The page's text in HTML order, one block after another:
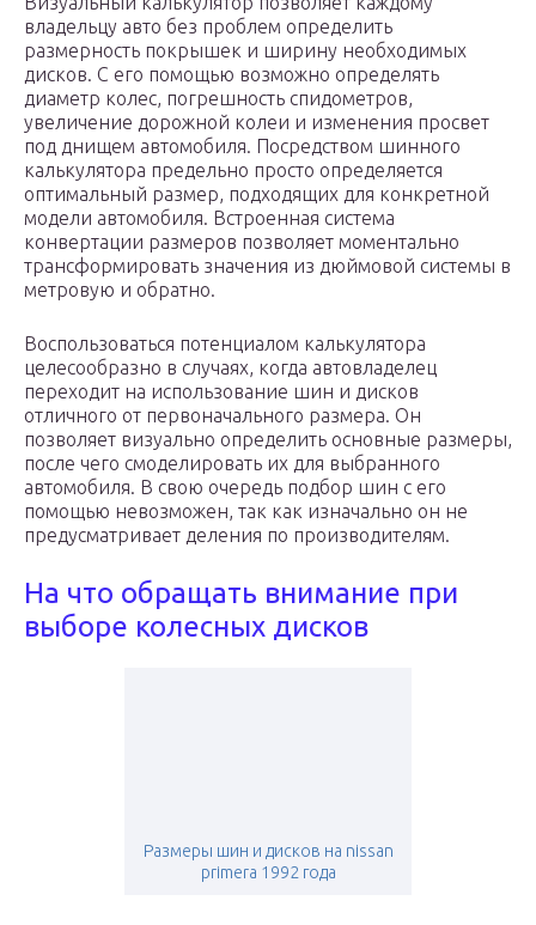
владельцу авто без проблем определить
размерность покрышек и ширину необходимых
дисков. С его помощью возможно определять
диаметр колес, погрешность спидометров,
увеличение дорожной колеи и изменения просвет
под днищем автомобиля. Посредством шинного
калькулятора предельно просто определяется
оптимальный размер, подходящих для конкретной
модели автомобиля. Встроенная система
конвертации размеров позволяет моментально
трансформировать значения из дюймовой системы в
метровую и обратно.
Воспользоваться потенциалом калькулятора
целесообразно в случаях, когда автовладелец
переходит на использование шин и дисков
отличного от первоначального размера. Он
позволяет визуально определить основные размеры,
после чего смоделировать их для выбранного
автомобиля. В свою очередь подбор шин с его
помощью невозможен, так как изначально он не
предусматривает деления по производителям.
На что обращать внимание при
выборе колесных дисков
Размеры шин и дисков на nissan
primera 1992 года